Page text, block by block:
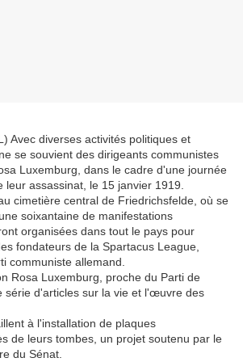
Avec diverses activités politiques et
se souvient des dirigeants communistes
Luxemburg, dans le cadre d'une journée
leur assassinat, le 15 janvier 1919.
cimetière central de Friedrichsfelde, où se
soixantaine de manifestations
organisées dans tout le pays pour
fondateurs de la Spartacus League,
communiste allemand.
Rosa Luxemburg, proche du Parti de
série d'articles sur la vie et l'œuvre des
à l'installation de plaques
de leurs tombes, un projet soutenu par le
du Sénat.